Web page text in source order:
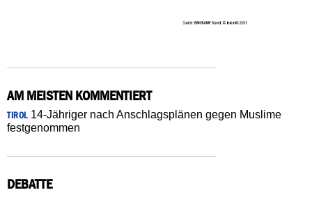
AM MEISTEN KOMMENTIERT
TIROL14-Jähriger nach Anschlagsplänen gegen Muslime
festgenommen
DEBATTE